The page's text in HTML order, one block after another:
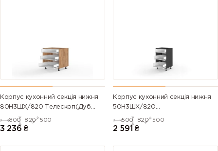
Корпус кухонний секція нижня
80Н3ШХ/820 Телескоп(Дуб
Крафт (Серія М))
800 820 500
3 236 ₴
Корпус кухонний секція нижня
50Н3ШХ/820
Телескоп(Антрацит (Серія М))
500 820 500
2 591 ₴